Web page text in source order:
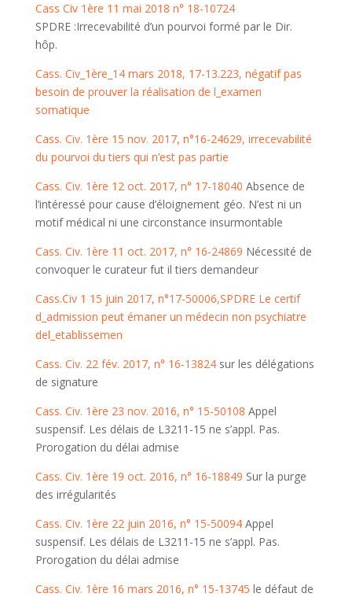
Cass Civ 1ère 11 mai 2018 n° 18-10724
SPDRE :Irrecevabilité d’un pourvoi formé par le Dir.
hôp.
Cass. Civ_1ère_14 mars 2018, 17-13.223, négatif pas
besoin de prouver la réalisation de l_examen
somatique
Cass. Civ. 1ère 15 nov. 2017, n°16-24629, irrecevabilité
du pourvoi du tiers qui n’est pas partie
Cass. Civ. 1ère 12 oct. 2017, n° 17-18040 Absence de
l’intéressé pour cause d’éloignement géo. N’est ni un
motif médical ni une circonstance insurmontable
Cass. Civ. 1ère 11 oct. 2017, n° 16-24869 Nécessité de
convoquer le curateur fut il tiers demandeur
Cass.Civ 1 15 juin 2017, n°17-50006,SPDRE Le certif
d_admission peut émaner un médecin non psychiatre
del_etablissemen
Cass. Civ. 22 fév. 2017, n° 16-13824sur les délégations
de signature
Cass. Civ. 1ère 23 nov. 2016, n° 15-50108 Appel
suspensif. Les délais de L3211-15 ne s’appl. Pas.
Prorogation du délai admise
Cass. Civ. 1ère 19 oct. 2016, n° 16-18849 Sur la purge
des irrégularités
Cass. Civ. 1ère 22 juin 2016, n° 15-50094Appel
suspensif. Les délais de L3211-15 ne s’appl. Pas.
Prorogation du délai admise
Cass. Civ. 1ère 16 mars 2016, n° 15-13745 le défaut de